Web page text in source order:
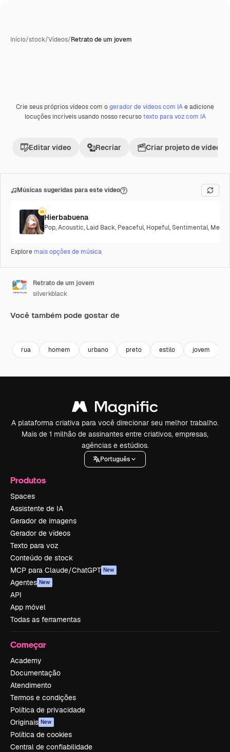
Início/stock/Vídeos/Retrato de um jovem
Premium
Crie seus próprios vídeos com ogerador de vídeos com IAe adicione
locuções incríveis usando nosso recursotexto para voz com IA
Editar vídeo Recriar Criar projeto de vídeo
Músicas sugeridas para este vídeo
Hierbabuena
Pop,Acoustic, Laid Back, Peaceful, Hopeful,Sentimental,
Explore mais opções de música
Retrato de um jovem
silverkblack
Você também pode gostar de
rua homem urbano preto estilo jovem
A plataforma criativa para você direcionar seu melhor trabalho.
Mais de 1 milhão de assinantes entre criativos, empresas,
agências e estúdios.
Português
Produtos
Spaces
Assistente de IA
Gerador de imagens
Gerador de vídeos
Texto para voz
Conteúdo de stock
MCP para Claude/ChatGPT New
Agentes New
API
App móvel
Todas as ferramentas
Começar
Academy
Documentação
Atendimento
Termos e condições
Política de privacidade
Originais New
Política de cookies
Central de confiabilidade